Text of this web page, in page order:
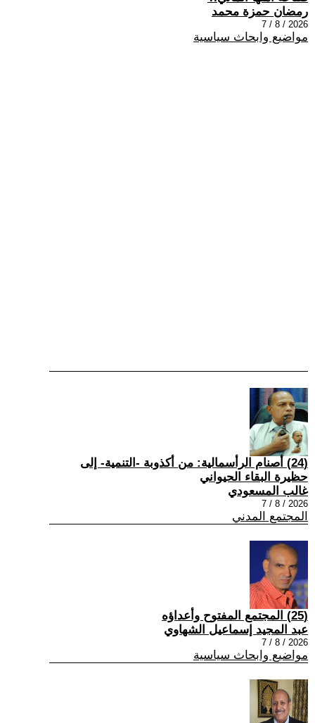
رمضان حمزة محمد
2026 / 8 / 7
مواضيع وابحاث سياسية
(24) أصنام الرأسمالية: من أكذوبة -التنمية- إلى
حظيرة البقاء الحيواني
غالب المسعودي
2026 / 8 / 7
المجتمع المدني
(25) المجتمع المفتوح وأعداؤه
عبد المجيد إسماعيل الشهاوي
2026 / 8 / 7
مواضيع وابحاث سياسية